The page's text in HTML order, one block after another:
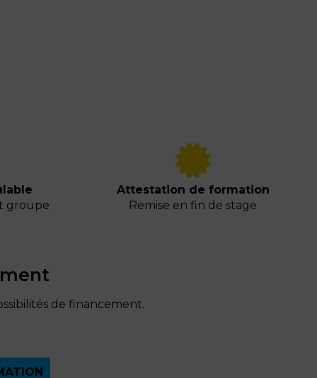
groupe
Attestation de formation
Remise en fin de stage
de financement.